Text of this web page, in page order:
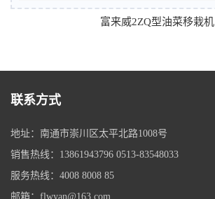
富来威2ZQ型油菜移栽机
联系方式
地址：南通市崇川区太平北路1008号
销售热线：13861943796 0513-83548033
服务热线：4008 8008 85
邮箱：flwyan@163.com